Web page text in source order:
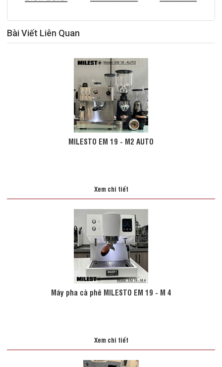
Bài Viết Liên Quan
MILESTO EM 19 - M2 AUTO
Xem chi tiết
Máy pha cà phê MILESTO EM 19 - M 4
Xem chi tiết